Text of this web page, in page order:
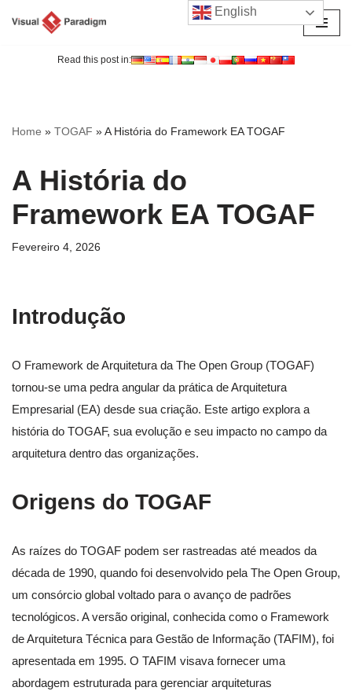
Read this post in:
Home » TOGAF »A História do Framework EA TOGAF
A História do
Framework EA TOGAF
Fevereiro 4, 2026
Introdução
O Framework de Arquitetura da The Open Group (TOGAF)
tornou-se uma pedra angular da prática de Arquitetura
Empresarial (EA) desde sua criação. Este artigo explora a
história do TOGAF, sua evolução e seu impacto no campo da
arquitetura dentro das organizações.
Origens do TOGAF
As raízes do TOGAF podem ser rastreadas até meados da
década de 1990, quando foi desenvolvido pela The Open Group,
um consórcio global voltado para o avanço de padrões
tecnológicos. A versão original, conhecida como o Framework
de Arquitetura Técnica para Gestão de Informação (TAFIM), foi
apresentada em 1995. O TAFIM visava fornecer uma
abordagem estruturada para gerenciar arquiteturas
English